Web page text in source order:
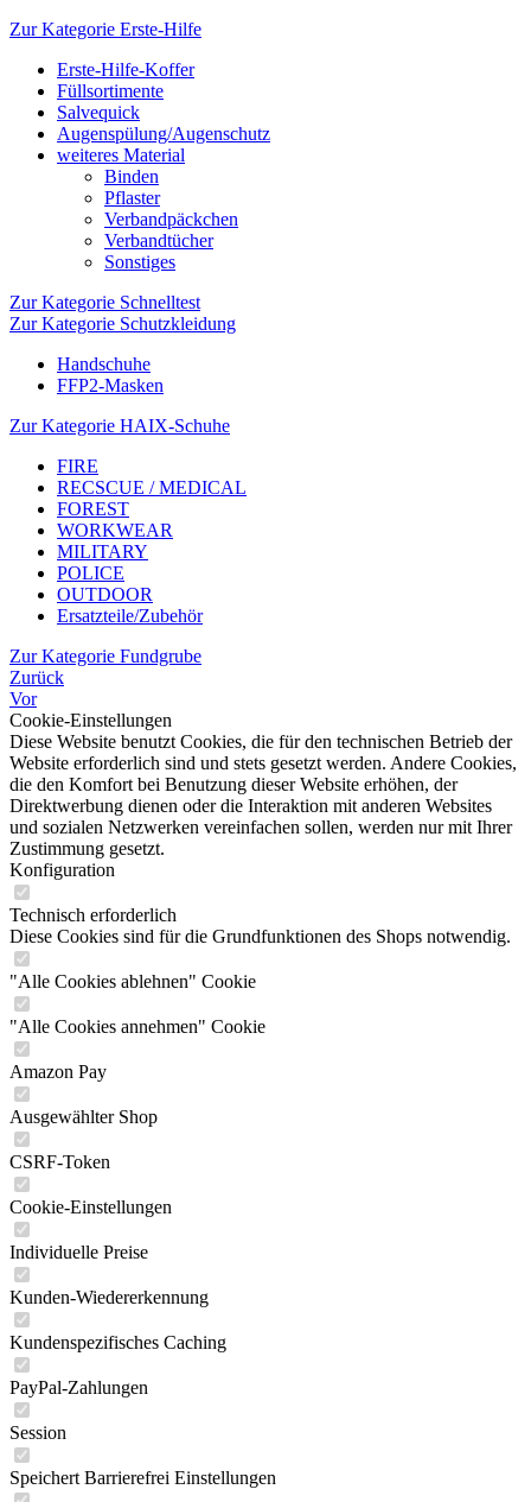
Zur Kategorie Erste-Hilfe
Erste-Hilfe-Koffer
Füllsortimente
Salvequick
Augenspülung/Augenschutz
weiteres Material
Binden
Pflaster
Verbandpäckchen
Verbandtücher
Sonstiges
Zur Kategorie Schnelltest
Zur Kategorie Schutzkleidung
Handschuhe
FFP2-Masken
Zur Kategorie HAIX-Schuhe
FIRE
RECSCUE / MEDICAL
FOREST
WORKWEAR
MILITARY
POLICE
OUTDOOR
Ersatzteile/Zubehör
Zur Kategorie Fundgrube
Zurück
Vor
Cookie-Einstellungen
Diese Website benutzt Cookies, die für den technischen Betrieb der
Website erforderlich sind und stets gesetzt werden. Andere Cookies,
die den Komfort bei Benutzung dieser Website erhöhen, der
Direktwerbung dienen oder die Interaktion mit anderen Websites
und sozialen Netzwerken vereinfachen sollen, werden nur mit Ihrer
Zustimmung gesetzt.
Konfiguration
Technisch erforderlich
Diese Cookies sind für die Grundfunktionen des Shops notwendig.
"Alle Cookies ablehnen" Cookie
"Alle Cookies annehmen" Cookie
Amazon Pay
Ausgewählter Shop
CSRF-Token
Cookie-Einstellungen
Individuelle Preise
Kunden-Wiedererkennung
Kundenspezifisches Caching
PayPal-Zahlungen
Session
Speichert Barrierefrei Einstellungen